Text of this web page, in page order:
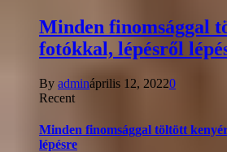
Minden finomsággal
fotókkal, lépésről
By admináprilis 12, 20220
Recent
Minden finomsággal töltött
lépésre